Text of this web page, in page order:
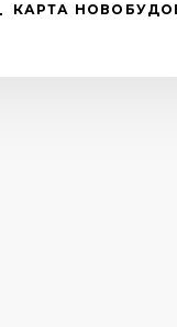
КАРТА